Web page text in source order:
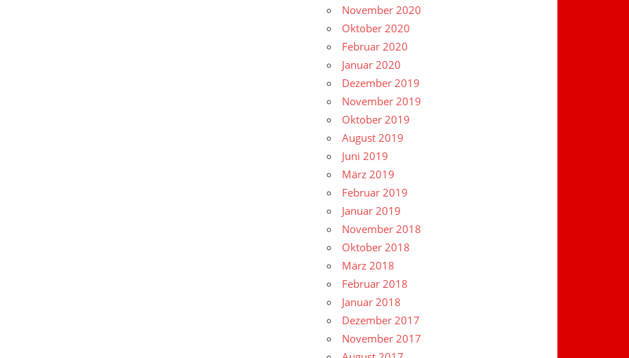
November 2020
Oktober 2020
Februar 2020
Januar 2020
Dezember 2019
November 2019
Oktober 2019
August 2019
Juni 2019
März 2019
Februar 2019
Januar 2019
November 2018
Oktober 2018
März 2018
Februar 2018
Januar 2018
Dezember 2017
November 2017